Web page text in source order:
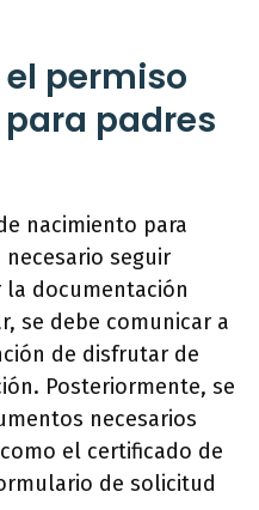
permiso
padres
nacimiento para
necesario seguir
la documentación
se debe comunicar a
de disfrutar de
Posteriormente, se
necesarios
el certificado de
de solicitud